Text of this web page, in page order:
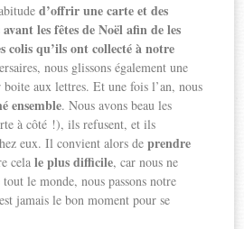
d’offrir une carte et des
les fêtes de Noël afin de les
colis qu’ils ont collecté à notre
nous glissons également une
aux lettres. Et une fois l’an, nous
ensemble. Nous avons beau les
à côté !), ils refusent, et ils
eux. Il convient alors deprendre
celale plus difficile, car nous ne
le monde, nous passons notre
jamais le bon moment pour se